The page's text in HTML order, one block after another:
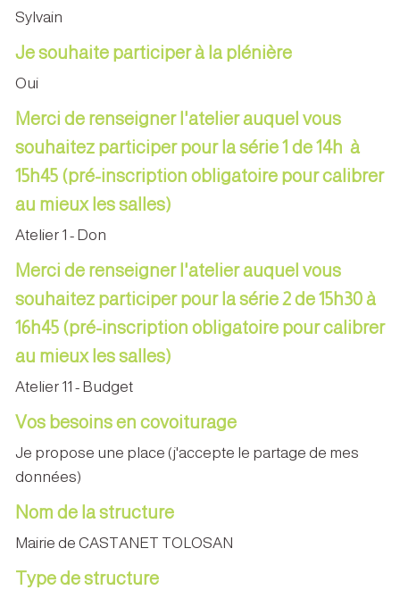
Sylvain
Je souhaite participer à la plénière
Oui
Merci de renseigner l'atelier auquel vous
souhaitez participer pour la série 1 de 14h à
15h45 (pré-inscription obligatoire pour calibrer
au mieux les salles)
Atelier 1 - Don
Merci de renseigner l'atelier auquel vous
souhaitez participer pour la série 2 de 15h30 à
16h45 (pré-inscription obligatoire pour calibrer
au mieux les salles)
Atelier 11 - Budget
Vos besoins en covoiturage
Je propose une place (j'accepte le partage de mes
données)
Nom de la structure
Mairie de CASTANET TOLOSAN
Type de structure